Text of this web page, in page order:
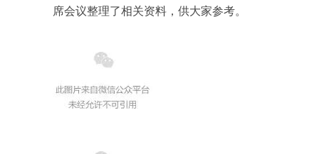
席会议整理了相关资料，供大家参考。